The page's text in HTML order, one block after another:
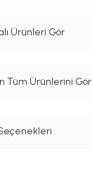
Ürünleri Gör
Tüm Ürünlerini Gör